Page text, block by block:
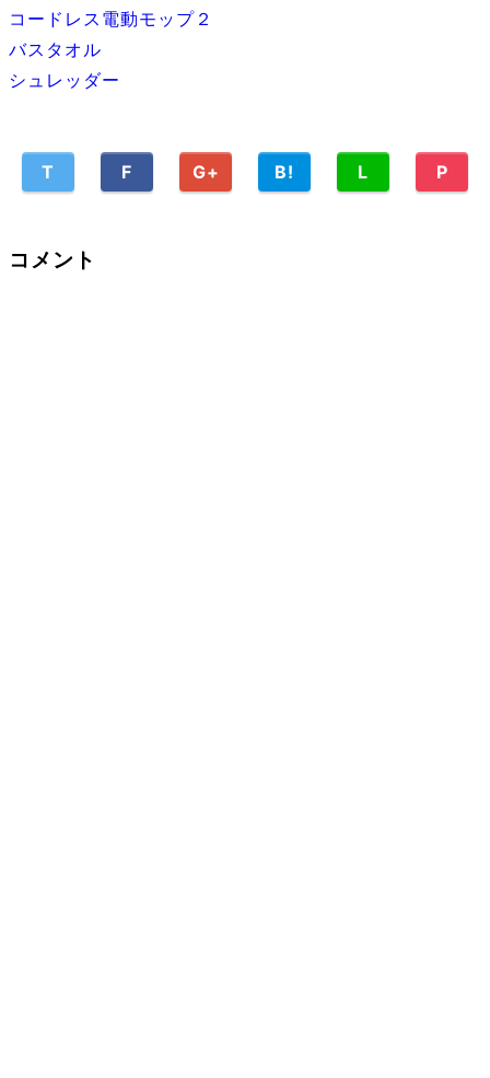
コードレス電動モップ２
バスタオル
シュレッダー
T F G+ B! L P
コメント